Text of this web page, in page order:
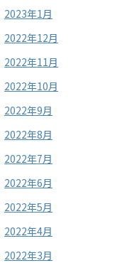
2023年1月
2022年12月
2022年11月
2022年10月
2022年9月
2022年8月
2022年7月
2022年6月
2022年5月
2022年4月
2022年3月